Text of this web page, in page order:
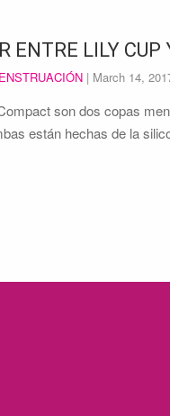
ENTRE LILY CUP
| March 14,
son dos copas
están hechas de la